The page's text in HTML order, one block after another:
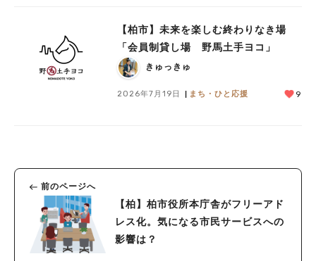
【柏市】未来を楽しむ終わりなき場
「会員制貸し場 野馬土手ヨコ」
きゅっきゅ
2026年7月19日 まち・ひと応援 9
前のページへ
【柏】柏市役所本庁舎がフリーアド
レス化。気になる市民サービスへの
影響は？